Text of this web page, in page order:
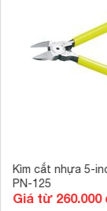
Kìm cắt nhựa 5-
PN-125
Giá từ 260.000